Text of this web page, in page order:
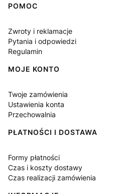
Linki w stopce
POMOC
Zwroty i reklamacje
Pytania i odpowiedzi
Regulamin
MOJE KONTO
Twoje zamówienia
Ustawienia konta
Przechowalnia
PŁATNOŚCI I DOSTAWA
Formy płatności
Czas i koszty dostawy
Czas realizacji zamówienia